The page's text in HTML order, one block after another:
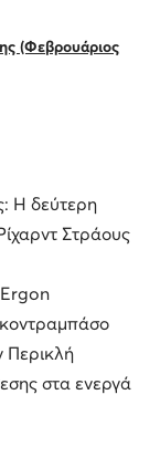
(Φεβρουάριος
Η δεύτερη
Στράους
Περικλή
στα ενεργά